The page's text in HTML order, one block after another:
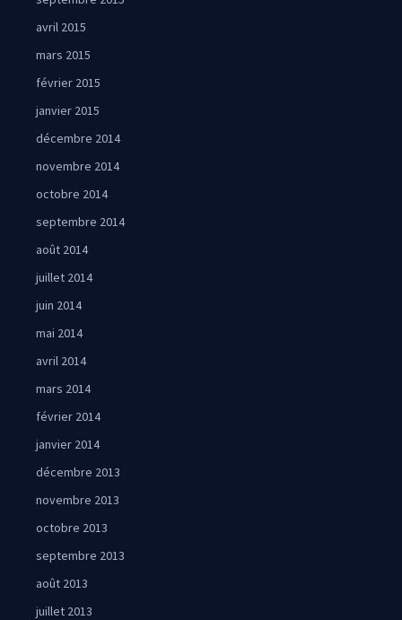
avril 2015
mars 2015
février 2015
janvier 2015
décembre 2014
novembre 2014
octobre 2014
septembre 2014
août 2014
juillet 2014
juin 2014
mai 2014
avril 2014
mars 2014
février 2014
janvier 2014
décembre 2013
novembre 2013
octobre 2013
septembre 2013
août 2013
juillet 2013